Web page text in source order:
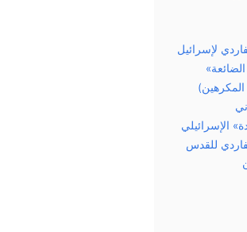
لإسرائيل
المكرهين)
الإسرائيلي
للقدس